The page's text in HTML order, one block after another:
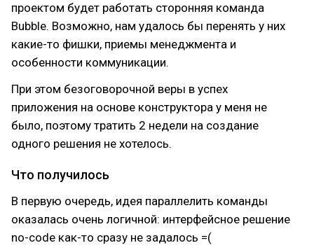
проектом будет работать сторонняя команда
Bubble. Возможно, нам удалось бы перенять у них
какие-то фишки, приемы менеджмента и
особенности коммуникации.
При этом безоговорочной веры в успех
приложения на основе конструктора у меня не
было, поэтому тратить 2 недели на создание
одного решения не хотелось.
Что получилось
В первую очередь, идея параллелить команды
оказалась очень логичной: интерфейсное решение
no-code как-то сразу не задалось =(